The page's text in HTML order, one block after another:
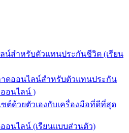
น์สำหรับตัวแทนประกันชีวิต (เรียน
ดออนไลน์สำหรับตัวแทนประกัน
อนไลน์ )
ซต์ด้วยตัวเองกับเครื่องมือที่ดีที่สุด
อนไลน์ (เรียนแบบส่วนตัว)